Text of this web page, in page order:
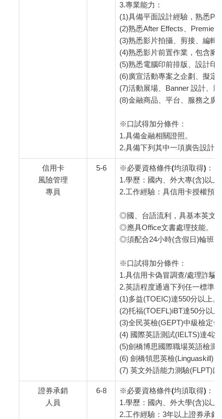
3.專業能力：
(1)具備平面設計經驗，熟悉
(2)熟悉After Effects、
(3)熟悉影片拍攝、剪接、編
(4)熟悉影片前置作業，包含
(5)熟悉電腦印前排版、設計印
(6)廣宣活動專案之企劃、擬定
(7)活動展場、Banner 設計、
(8)金融商品、平台、服務之廣
※口試得加分條件：
1.具備金融相關證照。
2.具備下列其中一項廣告設計
信用卡
風險管理
專員
5-6 ※必要資格條件(均須取得) ：
1.學歷：國內、外大專(含)以
2.工作經驗：具信用卡授權預
◎國、台語流利，具基本英文
◎應具Office文書處理技能。
◎須配合24小時(含假日)輪班
※口試得加分條件：
1.具信用卡偽冒調查/處理詐騙
2.英語程度通過下列任一標準
(1)多益(TOEIC)達550分以上。
(2)托福(TOEFL)iBT達50分以
(3)全民英檢(GEPT)中級檢定
(4) 國際英語測試(IELTS)達4
(5)劍橋博思國際職場英語檢測
(6) 劍橋領思英檢(Linguaskill)
(7) 英文外語能力測驗(FLPT)
證券承銷
人員
6-8
※必要資格條件(均須取得)：
1.學歷：國內、外大學(含)以
2.工作經驗：3年以上證券承